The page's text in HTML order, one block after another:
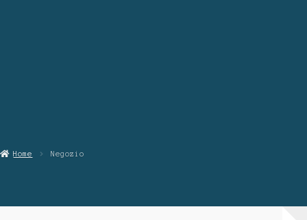
Home Negozio